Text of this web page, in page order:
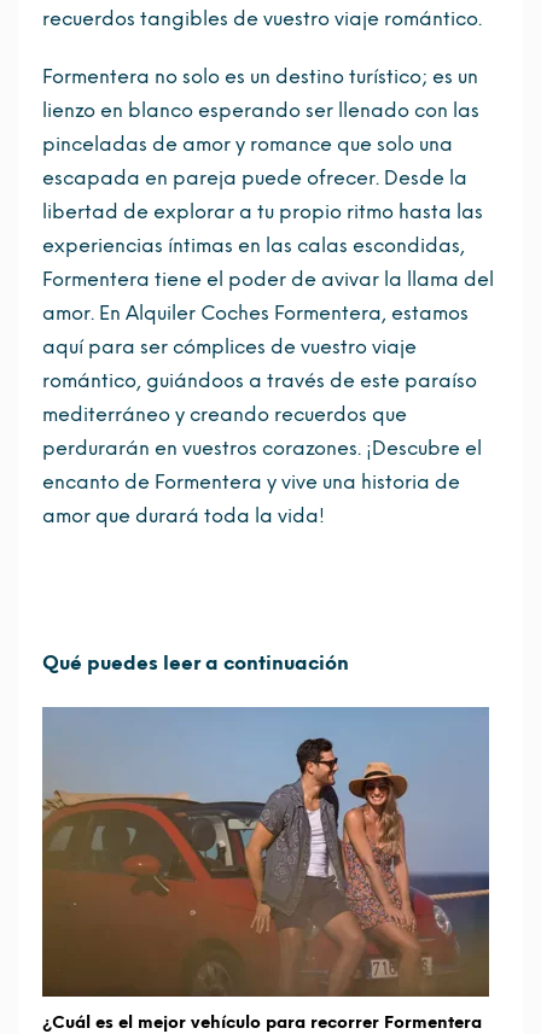
recuerdos tangibles de vuestro viaje romántico.
Formentera no solo es un destino turístico; es un
lienzo en blanco esperando ser llenado con las
pinceladas de amor y romance que solo una
escapada en pareja puede ofrecer. Desde la
libertad de explorar a tu propio ritmo hasta las
experiencias íntimas en las calas escondidas,
Formentera tiene el poder de avivar la llama del
amor. En Alquiler Coches Formentera, estamos
aquí para ser cómplices de vuestro viaje
romántico, guiándoos a través de este paraíso
mediterráneo y creando recuerdos que
perdurarán en vuestros corazones. ¡Descubre el
encanto de Formentera y vive una historia de
amor que durará toda la vida!
Qué puedes leer a continuación
¿Cuál es el mejor vehículo para recorrer Formentera